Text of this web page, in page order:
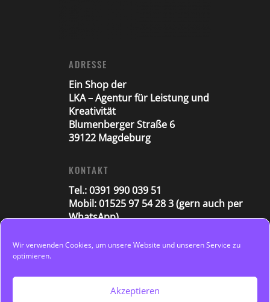
Wir verwenden Cookies, um unsere Website und unseren Service zu
optimieren.
Akzeptieren
ADRESSE
Ein Shop der
LKA – Agentur für Leistung und
Kreativität
Blumenberger Straße 6
39122 Magdeburg
KONTAKT
Tel.: 0391 990 039 51
Mobil: 01525 97 54 28 3 (gern auch per
WhatsApp)
Cookie-Richtlinien (EU)